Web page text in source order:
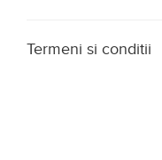
Termeni si conditii